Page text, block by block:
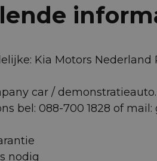
Kia Motors
car /
bel: 088-700 1828 of mail:
nodig